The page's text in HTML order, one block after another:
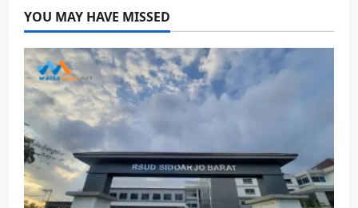
2
PWI dan Sapma PP Sidoarjo
Memanaskan Mesin Menuju Piala
Soccer
wartanusa 5 Agustus 2026
3
Ekonomi Hiburan Pemerintahan
HOT NEWS: Ribuan Warga Wage
Tumplek Blek di Bazar Rakyat Jalan
Jambu, Borong Kuliner UMKM Sambil
Nonton Jaranan!
wartanusa 4 Agustus 2026
Keagamaan Pemerintahan
YOU MAY HAVE MISSED